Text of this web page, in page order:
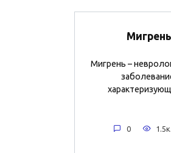
Мигрень
Мигрень –
0 1.5к.